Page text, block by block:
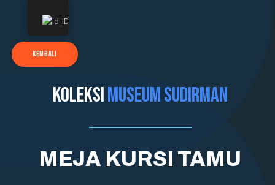
KEMBALI
KOLEKSIMUSEUM SUDIRMAN
MEJA KURSI TAMU